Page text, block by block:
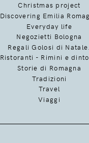
Christmas project
Discovering Emilia
Everyday life
Negozietti Bologna
Regali Golosi di Natale.
Ristoranti - Rimini e
Storie di Romagna
Tradizioni
Travel
Viaggi